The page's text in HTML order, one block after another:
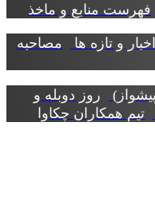
فهرست منابع و ماخذ
اخبار و تازه ها
مصاحبه
روز دوبله و
تیم همکاران چکاوا